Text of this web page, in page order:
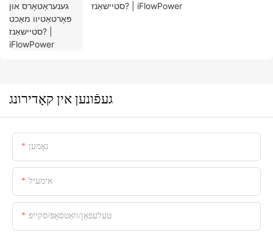
סטיישאַנז? | iFlowPower
געפֿונען אין קאָדירונג
נאָמען
אימעיל
טעלעפאָן/וואַטסאַפּ/סקייפּ